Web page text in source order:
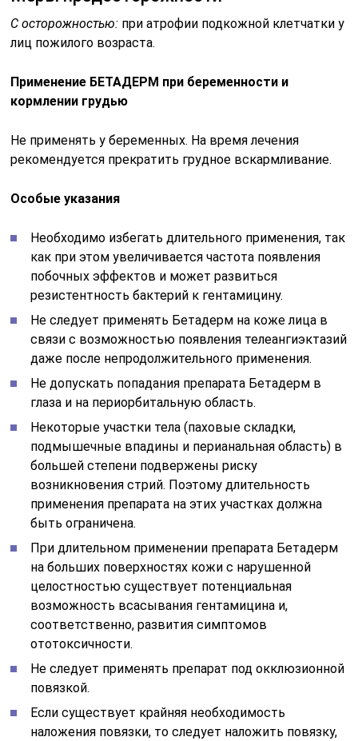
С осторожностью: при атрофии подкожной клетчатки у
лиц пожилого возраста.
Применение БЕТАДЕРМ при беременности и
кормлении грудью
Не применять у беременных. На время лечения
рекомендуется прекратить грудное вскармливание.
Особые указания
Необходимо избегать длительного применения, так
как при этом увеличивается частота появления
побочных эффектов и может развиться
резистентность бактерий к гентамицину.
Не следует применять Бетадерм на коже лица в
связи с возможностью появления телеангиэктазий
даже после непродолжительного применения.
Не допускать попадания препарата Бетадерм в
глаза и на периорбитальную область.
Некоторые участки тела (паховые складки,
подмышечные впадины и перианальная область) в
большей степени подвержены риску
возникновения стрий. Поэтому длительность
применения препарата на этих участках должна
быть ограничена.
При длительном применении препарата Бетадерм
на больших поверхностях кожи с нарушенной
целостностью существует потенциальная
возможность всасывания гентамицина и,
соответственно, развития симптомов
ототоксичности.
Не следует применять препарат под окклюзионной
повязкой.
Если существует крайняя необходимость
наложения повязки, то следует наложить повязку,